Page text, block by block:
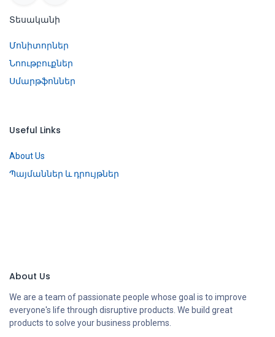
Տեսականի
Մոնիտորներ
Նոութբուքներ
Սմարթֆոններ
Useful Links
About Us
Պայմաններ և դրույթներ
About Us
We are a team of passionate people whose goal is to improve
everyone's life through disruptive products. We build great
products to solve your business problems.